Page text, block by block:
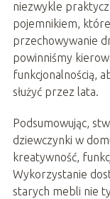
niezwykle
pojemnikiem,
przechowywanie
powinniśmy
funkcjonalnością,
służyć przez lata.
Podsumowując,
dziewczynki w
kreatywność,
Wykorzystanie
starych mebli nie